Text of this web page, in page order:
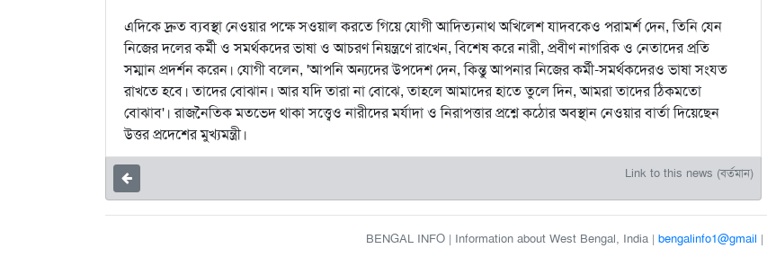
এদিকে দ্রুত ব্যবস্থা নেওয়ার পক্ষে সওয়াল করতে গিয়ে যোগী আদিত্যনাথ অখিলেশ যাদবকেও পরামর্শ দেন, তিনি যেন
নিজের দলের কর্মী ও সমর্থকদের ভাষা ও আচরণ নিয়ন্ত্রণে রাখেন, বিশেষ করে নারী, প্রবীণ নাগরিক ও নেতাদের প্রতি
সম্মান প্রদর্শন করেন। যোগী বলেন, 'আপনি অন্যদের উপদেশ দেন, কিন্তু আপনার নিজের কর্মী-সমর্থকদেরও ভাষা সংযত
রাখতে হবে। তাদের বোঝান। আর যদি তারা না বোঝে, তাহলে আমাদের হাতে তুলে দিন, আমরা তাদের ঠিকমতো
বোঝাব'। রাজনৈতিক মতভেদ থাকা সত্ত্বেও নারীদের মর্যাদা ও নিরাপত্তার প্রশ্নে কঠোর অবস্থান নেওয়ার বার্তা দিয়েছেন
উত্তর প্রদেশের মুখ্যমন্ত্রী।
Link to this news (বর্তমান)
BENGAL INFO | Information about West Bengal, India | bengalinfo1@gmail |